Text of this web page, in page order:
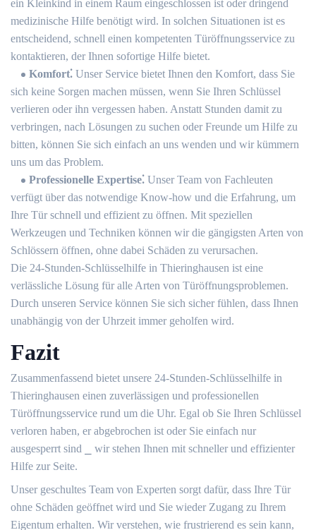
ein Kleinkind in einem Raum eingeschlossen ist oder dringend
medizinische Hilfe benötigt wird.​ In solchen Situationen ist es
entscheidend, schnell einen kompetenten Türöffnungsservice zu
kontaktieren, der Ihnen sofortige Hilfe bietet.​
Komfort⁚ Unser Service bietet Ihnen den Komfort, dass Sie
sich keine Sorgen machen müssen, wenn Sie Ihren Schlüssel
verlieren oder ihn vergessen haben.​ Anstatt Stunden damit zu
verbringen, nach Lösungen zu suchen oder Freunde um Hilfe zu
bitten, können Sie sich einfach an uns wenden und wir kümmern
uns um das Problem.​
Professionelle Expertise⁚ Unser Team von Fachleuten
verfügt über das notwendige Know-how und die Erfahrung, um
Ihre Tür schnell und effizient zu öffnen.​ Mit speziellen
Werkzeugen und Techniken können wir die gängigsten Arten von
Schlössern öffnen, ohne dabei Schäden zu verursachen.​
Die 24-Stunden-Schlüsselhilfe in Thieringhausen ist eine
verlässliche Lösung für alle Arten von Türöffnungsproblemen.​
Durch unseren Service können Sie sich sicher fühlen, dass Ihnen
unabhängig von der Uhrzeit immer geholfen wird.​
Fazit
Zusammenfassend bietet unsere 24-Stunden-Schlüsselhilfe in
Thieringhausen einen zuverlässigen und professionellen
Türöffnungsservice rund um die Uhr.​ Egal ob Sie Ihren Schlüssel
verloren haben, er abgebrochen ist oder Sie einfach nur
ausgesperrt sind ⎯ wir stehen Ihnen mit schneller und effizienter
Hilfe zur Seite.​
Unser geschultes Team von Experten sorgt dafür, dass Ihre Tür
ohne Schäden geöffnet wird und Sie wieder Zugang zu Ihrem
Eigentum erhalten. Wir verstehen, wie frustrierend es sein kann,